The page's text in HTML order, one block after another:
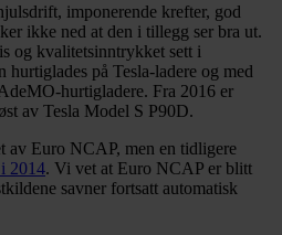
imponerende krefter, god
ikke ned at den i tillegg ser bra ut.
og kvalitetsinntrykket sett i
hurtiglades på Tesla-ladere og med
hurtigladere. Fra 2016 er
av Tesla Model S P90D.
av Euro NCAP, men en tidligere
2014. Vi vet at Euro NCAP er blitt
savner fortsatt automatisk